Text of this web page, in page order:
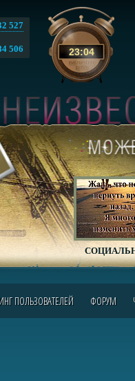
23:04
527
506
ПОЛЬЗОВАТЕЛЕЙ ФОРУМ